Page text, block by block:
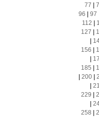
77
96
97
112
127
156
185
200|
229
258